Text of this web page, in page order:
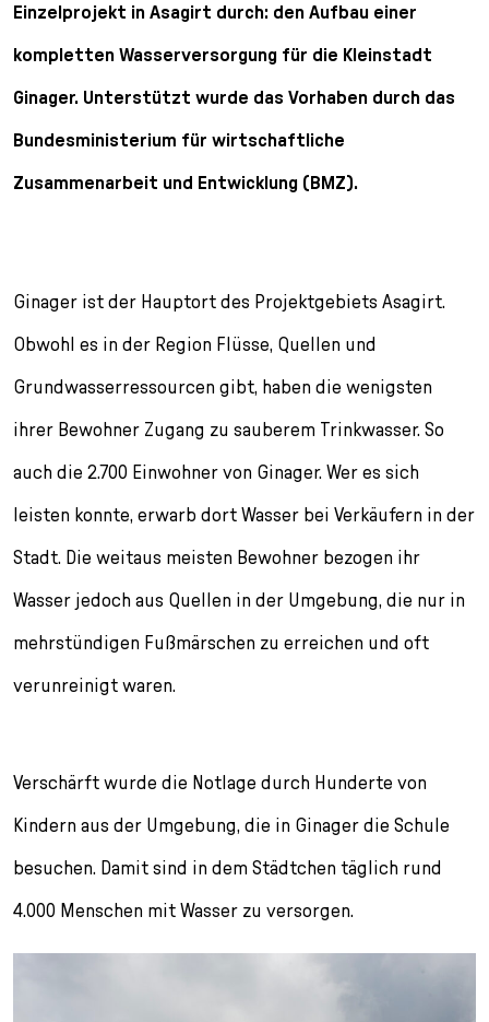
l
c
i
o
Einzelprojekt in Asagirt durch: den Aufbau einer
kompletten Wasserversorgung für die Kleinstadt
Ginager. Unterstützt wurde das Vorhaben durch das
Bundesministerium für wirtschaftliche
Zusammenarbeit und Entwicklung (BMZ).
Ginager ist der Hauptort des Projektgebiets Asagirt.
Obwohl es in der Region Flüsse, Quellen und
Grundwasserressourcen gibt, haben die wenigsten
ihrer Bewohner Zugang zu sauberem Trinkwasser. So
auch die 2.700 Einwohner von Ginager. Wer es sich
leisten konnte, erwarb dort Wasser bei Verkäufern in der
Stadt. Die weitaus meisten Bewohner bezogen ihr
Wasser jedoch aus Quellen in der Umgebung, die nur in
mehrstündigen Fußmärschen zu erreichen und oft
verunreinigt waren.
Verschärft wurde die Notlage durch Hunderte von
Kindern aus der Umgebung, die in Ginager die Schule
besuchen. Damit sind in dem Städtchen täglich rund
4.000 Menschen mit Wasser zu versorgen.